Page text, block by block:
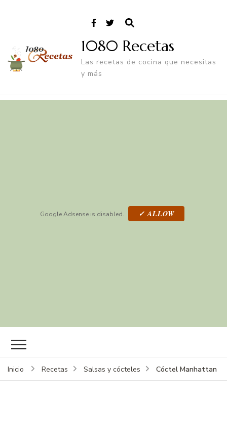
1080 Recetas
Las recetas de cocina que necesitas
y más
Google Adsense is disabled. ✓ ALLOW
Inicio Recetas Salsas y cócteles Cóctel Manhattan